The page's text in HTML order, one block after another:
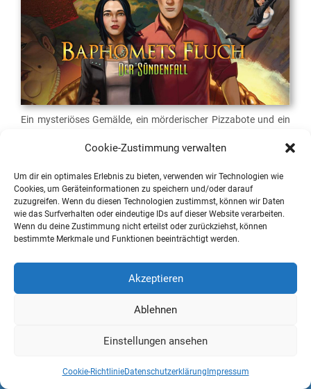
Cookie-Zustimmung verwalten
Um dir ein optimales Erlebnis zu bieten, verwenden wir Technologien wie
Cookies, um Geräteinformationen zu speichern und/oder darauf
zuzugreifen. Wenn du diesen Technologien zustimmst, können wir Daten
wie das Surfverhalten oder eindeutige IDs auf dieser Website verarbeiten.
Wenn du deine Zustimmung nicht erteilst oder zurückziehst, können
bestimmte Merkmale und Funktionen beeinträchtigt werden.
Akzeptieren
Ablehnen
Einstellungen ansehen
Cookie-RichtlinieDatenschutzerklärung Impressum
Ein mysteriöses Gemälde, ein mörderischer Pizzabote und ein
scheint es wieder heiß her zu gehen. Seit dem 16. April 2014
Nico stürzt man sich in ein verschwörerisches Adventure, das
stark an die Anfänge der Adventure-Reihe erinnert. Wie ähnlich
sind sich der erste und der neuste Teil aber wirklich? Was hat
sich nach 18 Jahren Computerspielgeschichte getan?
Pixeldiskurs – Spiele | Kultur | Perspektiven